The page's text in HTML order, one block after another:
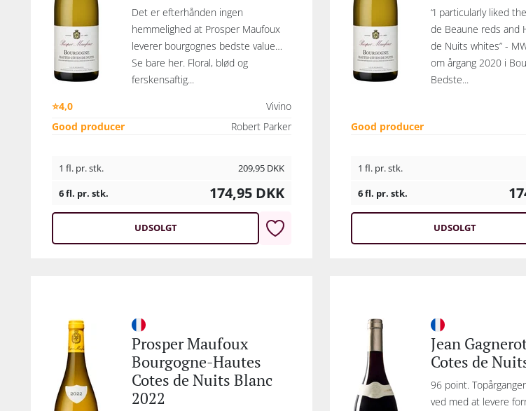
Det er efterhånden ingen
hemmelighed at Prosper Maufoux
leverer bourgognes bedste value…
Se bare her. Floral, blød og
ferskensaftig...
⭐4,0
Vivino
Good producer
Robert Parker
1 fl. pr. stk. 209,95 DKK
6 fl. pr. stk.
174,95 DKK
UDSOLGT
“I particularly liked
de Beaune reds and
de Nuits whites” -
om årgang 2020 i
Bedste...
Good producer
1 fl. pr. stk.
6 fl. pr. stk.
UDSOLGT
Prosper Maufoux
Bourgogne-Hautes
Cotes de Nuits Blanc
2022
Jean
Cotes de
96 point.
ved med at levere